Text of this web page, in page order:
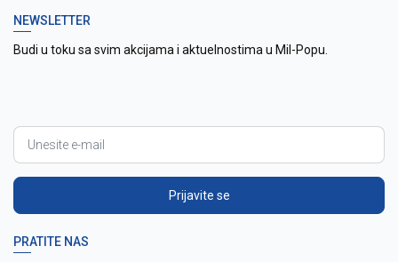
NEWSLETTER
Budi u toku sa svim akcijama i aktuelnostima u Mil-Popu.
Prijavite se
PRATITE NAS